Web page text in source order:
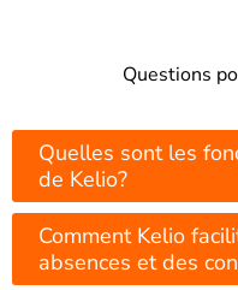
Questions
Quelles sont les
de Kelio?
Comment Kelio
absences et des